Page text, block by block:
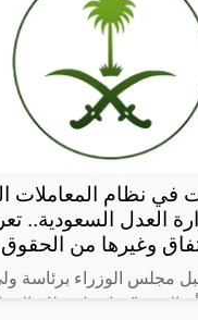
في نظام المعاملات
العدل السعودية..
وغيرها من الحقوق
مجلس الوزراء برئاسة
القرى” تفاصيل نظام